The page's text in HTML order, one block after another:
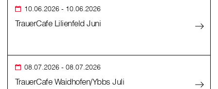
10.06.2026 - 10.06.2026
TrauerCafe Lilienfeld Juni
08.07.2026 - 08.07.2026
TrauerCafe Waidhofen/Ybbs Juli